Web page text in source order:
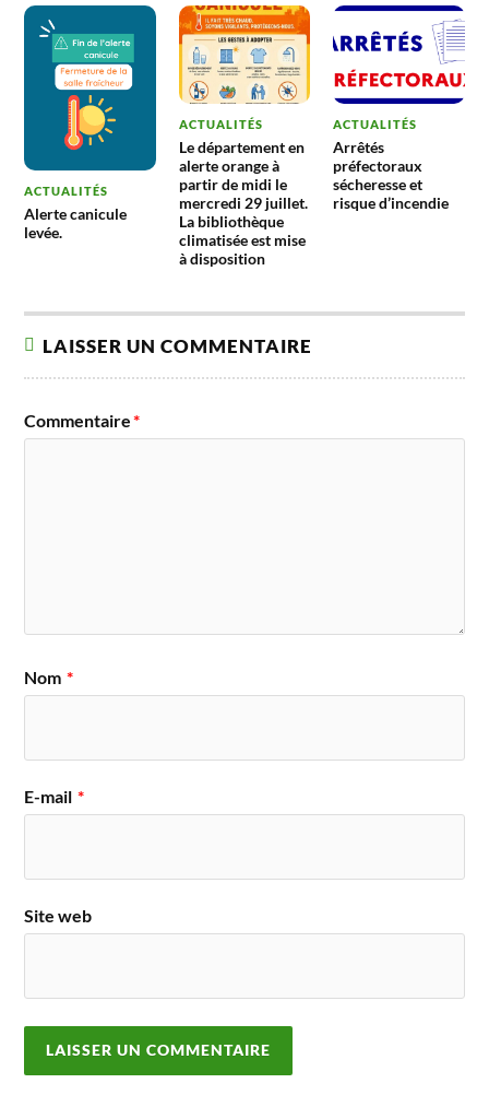
ACTUALITÉS
Alerte canicule
levée.
ACTUALITÉS
Le département en
alerte orange à
partir de midi le
mercredi 29 juillet.
La bibliothèque
climatisée est mise
à disposition
ACTUALITÉS
Arrêtés
préfectoraux
sécheresse et
risque d’incendie
LAISSER UN COMMENTAIRE
Commentaire*
Nom *
E-mail *
Site web